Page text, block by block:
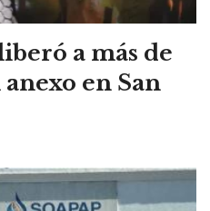
a más de
en San